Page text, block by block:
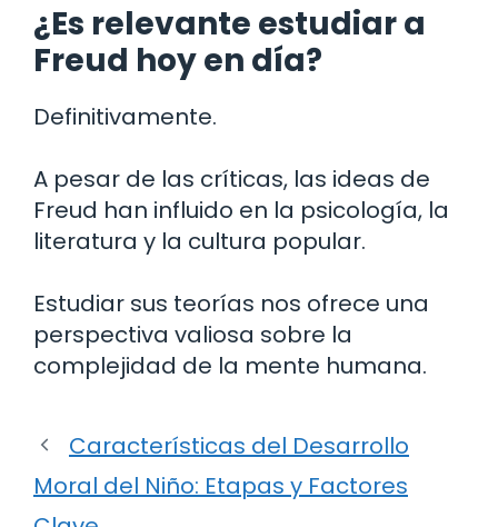
¿Es relevante estudiar a
Freud hoy en día?
Definitivamente.
A pesar de las críticas, las ideas de
Freud han influido en la psicología, la
literatura y la cultura popular.
Estudiar sus teorías nos ofrece una
perspectiva valiosa sobre la
complejidad de la mente humana.
Características del Desarrollo
Moral del Niño: Etapas y Factores